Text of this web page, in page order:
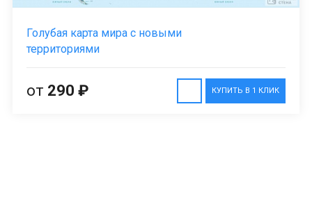
Голубая карта мира с новыми
территориями
КУПИТЬ В 1 КЛИК
от 290 ₽